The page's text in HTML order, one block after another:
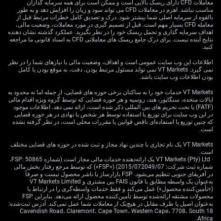
خرید اختیار فروش (Put؛ ابزاری برای سود بردن از افت
قیمت یا پوشش ریسک) روی AUD/USD باشد تا در برابر هر
پیام نرم‌گیرانه RBA (Dovish؛ یعنی تمایل به نرخ بهره پایین‌تر)
محافظت کنند.
درباره مذاکرات توافق ایران ابهام ایجاد کرده بود. امروز،
تنش‌های تازه نزدیک تنگه هرمز باعث حرکت سرمایه به سمت
نتیجه در برابر ارزهای پرریسک‌تر مثل دلار استرالیا بهتر عمل
می‌کند. افزایش نوسان (Volatility؛ شدت بالا و پایین شدن
قیمت) باعث می‌شود راهبرد «استرادل خرید» (Long
Straddle؛ خرید هم‌زمان اختیار خرید و اختیار فروش برای
جفت‌ارزهایی مثل USD/JPY برای شکار حرکت بزرگ قیمتی
قابل توجه باشد.
پیامدهای معاملاتی برای
AUD/USD و ریسک‌پذیری
معاملات CFD دارای ریسک بالایی است و ممکن است برای همه سرمایه گذاران
مناسب نباشد. اهرم در معاملات CFD می تواند سود و زیان را افزایش دهد و به طور
بالقوه از سرمایه اصلی شما بیشتر شود. درک و تصدیق کامل خطرات مرتبط قبل از
معامله CFD بسیار مهم است. قبل از تصمیم گیری در مورد معاملات، وضعیت مالی،
اهداف سرمایه گذاری و تحمل ریسک خود را در نظر بگیرید. عملکرد گذشته نشان دهنده
نتایج آینده نیست. برای درک جامع ریسک های معاملاتی CFD به اسناد قانونی ما مراجعه
کنید.
اطلاعات این وب سایت عمومی است و اهداف، وضعیت مالی یا نیازهای شما را در نظر
نمی گیرد. VT Markets نمی تواند مسئول مرتبط بودن، دقت، به موقع بودن یا کامل
بودن اطلاعات وب سایت باشد.
VT Markets خدمات خود را به ساکنان برخی حوزه های قضایی، از جمله اما نه محدود به
ایالات متحده، سنگاپور، هند، روسیه و هر حوزه قضایی که توسط گروه ویژه اقدام مالی
(FATF) یا تحت تحریم های بین المللی ذکر شده است، ارائه نمی دهد. اطلاعات موجود
در این وب سایت برای توزیع یا استفاده توسط هر شخص یا نهادی در هر حوزه قضایی
که چنین توزیع یا استفاده‌ای ناقض قوانین یا مقررات محلی است، در نظر گرفته نشده
است.
VT Markets یک نام تجاری با چندین نهاد مجاز و ثبت شده در حوزه های قضایی مختلف
است.
· VT Markets (Pty) Ltd یک ارائه‌دهنده خدمات مالی مجاز است (شماره FSP: 50865،
شماره ثبت شرکت: 2015/072049/07) («FSP») که توسط مرجع رفتار بخش مالی
در آفریقای جنوبی تنظیم می‌شود. FSP بازارساز یا ناشر محصول نیست و صرفاً
به‌عنوان یک واسطه مطابق با قانون FAIS بین مشتری و VT Markets Limited
(«تأمین‌کننده محصول») عمل می‌کند و فقط خدمات واسطه‌گری را در ارتباط با
محصولات مشتقه ارائه‌شده توسط تأمین‌کننده محصول ارائه می‌دهد. بنابراین FSP
به‌عنوان اصیل یا طرف مقابل در هیچ‌یک از معاملات شما عمل نمی‌کند. آدرس ثبت‌شده:
18 Cavendish Road، Claremont، Cape Town، Western Cape، 7708، South
Africa.